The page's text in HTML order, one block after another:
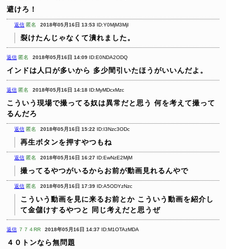
避けろ！
返信 匿名 2018年05月16日 13:53 ID:Y0MjM3MjI
裂けたんじゃなくて潰れました。
返信 匿名 2018年05月16日 14:09 ID:E0NDA2ODQ
インドは人口が多いから 多少間引いたほうがいいんだよ。
返信 匿名 2018年05月16日 14:18 ID:MyMDcxMzc
こういう現場で撮ってる奴は異常だと思う 何を考えて撮って
るんだろ
返信 匿名 2018年05月16日 15:22 ID:I3Nzc3ODc
再生ボタンを押すやつもね
返信 匿名 2018年05月16日 16:27 ID:EwNzE2MjM
撮ってるやつがいるからお前が動画見れるんやで
返信 匿名 2018年05月16日 17:39 ID:A5ODYzNzc
こういう動画を見に来るお前とか こういう動画を紹介し
て金儲けするやつと
同じ考えだと思うぜ
返信 ７７４RR 2018年05月16日 14:37 ID:M1OTAzMDA
４０トンなら無問題